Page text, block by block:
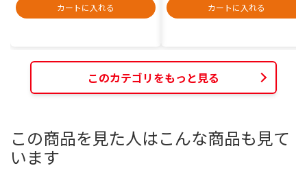
カートに入れる
カートに入れる
このカテゴリをもっと見る
この商品を見た人はこんな商品も見て
います